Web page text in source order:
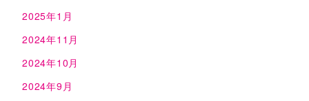
2025年1月
2024年11月
2024年10月
2024年9月